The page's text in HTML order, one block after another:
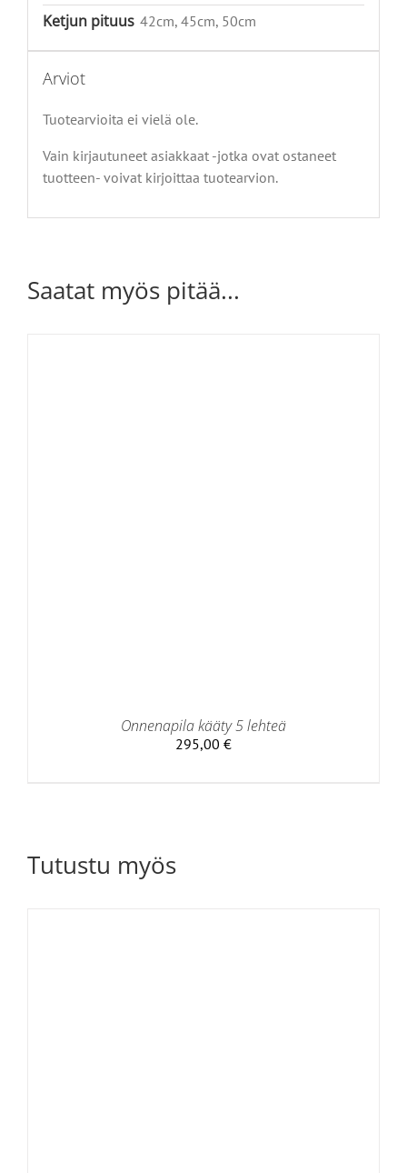
Ketjun pituus 42cm, 45cm, 50cm
Arviot
Tuotearvioita ei vielä ole.
Vain kirjautuneet asiakkaat -jotka ovat ostaneet
tuotteen- voivat kirjoittaa tuotearvion.
Saatat myös pitää...
Onnenapila kääty 5 lehteä
295,00 €
Tutustu myös